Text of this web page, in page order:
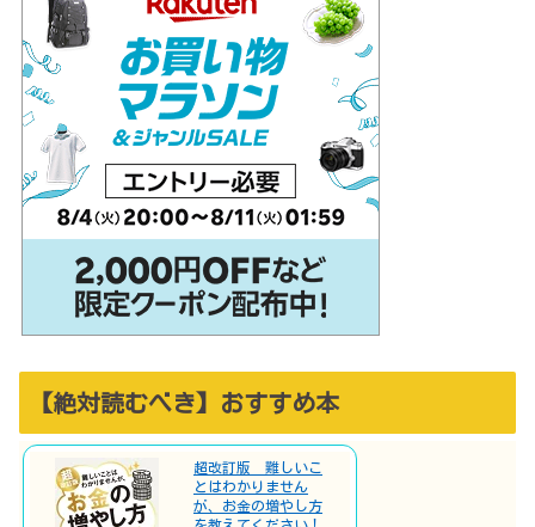
【絶対読むべき】おすすめ本
超改訂版 難しいこ
とはわかりません
が、お金の増やし方